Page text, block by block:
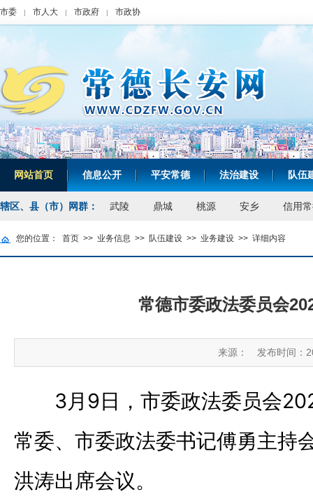
市委 | 市人大 | 市政府 | 市政协
网站首页 | 信息公开 | 平安常德 | 法治建设 | 队伍
辖区、县（市）网群： 武陵 鼎城 桃源 安乡 信用
您的位置： 首页 >> 业务信息 >> 队伍建设 >> 业务建设 >> 详细内容
常德市委政法委员会
来源： 发布时间：
3月9日，市委政法委员会
常委、市委政法委书记傅勇主持
洪涛出席会议。